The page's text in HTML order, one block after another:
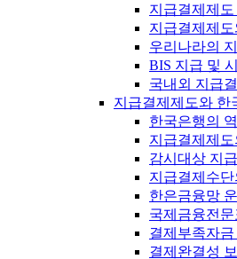
지급결제제도
지급결제제
우리나라의
BIS 지급 및
국내외 지급
지급결제제도와 한
한국은행의
지급결제제도
감시대상 지
지급결제수
한은금융망
국제금융전문
결제부족자금
결제완결성